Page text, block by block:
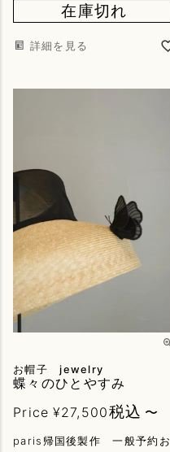
在庫切れ
詳細を見る
お帽子 jewelry
蝶々のひとやすみ
Price ¥27,500税込 〜
paris帰国後製作 一般予約お